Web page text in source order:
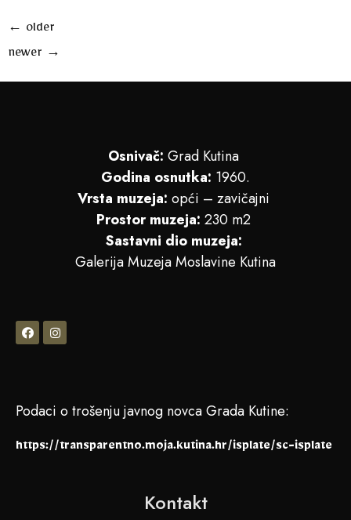
← older
newer →
Osnivač: Grad Kutina
Godina osnutka: 1960.
Vrsta muzeja: opći – zavičajni
Prostor muzeja: 230 m2
Sastavni dio muzeja:
Galerija Muzeja Moslavine Kutina
Podaci o trošenju javnog novca Grada Kutine:
https://transparentno.moja.kutina.hr/isplate/sc-isplate
Kontakt